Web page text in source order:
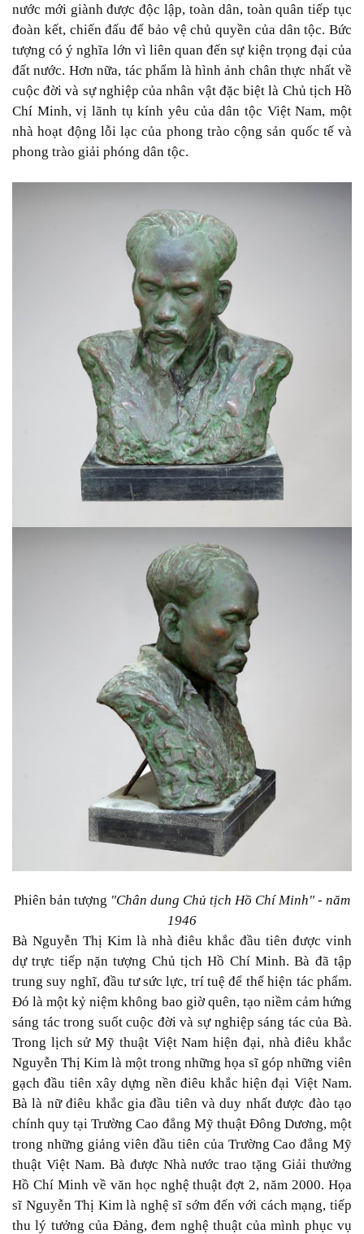
nước mới giành được độc lập, toàn dân, toàn quân tiếp tục
đoàn kết, chiến đấu để bảo vệ chủ quyền của dân tộc. Bức
tượng có ý nghĩa lớn vì liên quan đến sự kiện trọng đại của
đất nước. Hơn nữa, tác phẩm là hình ảnh chân thực nhất về
cuộc đời và sự nghiệp của nhân vật đặc biệt là Chủ tịch Hồ
Chí Minh, vị lãnh tụ kính yêu của dân tộc Việt Nam, một
nhà hoạt động lỗi lạc của phong trào cộng sản quốc tế và
phong trào giải phóng dân tộc.
Phiên bản tượng "Chân dung Chủ tịch Hồ Chí Minh" - năm
1946
Bà Nguyễn Thị Kim là nhà điêu khắc đầu tiên được vinh
dự trực tiếp nặn tượng Chủ tịch Hồ Chí Minh. Bà đã tập
trung suy nghĩ, đầu tư sức lực, trí tuệ để thể hiện tác phẩm.
Đó là một kỷ niệm không bao giờ quên, tạo niềm cảm hứng
sáng tác trong suốt cuộc đời và sự nghiệp sáng tác của Bà.
Trong lịch sử Mỹ thuật Việt Nam hiện đại, nhà điêu khắc
Nguyễn Thị Kim là một trong những họa sĩ góp những viên
gạch đầu tiên xây dựng nền điêu khắc hiện đại Việt Nam.
Bà là nữ điêu khắc gia đầu tiên và duy nhất được đào tạo
chính quy tại Trường Cao đẳng Mỹ thuật Đông Dương, một
trong những giảng viên đầu tiên của Trường Cao đẳng Mỹ
thuật Việt Nam. Bà được Nhà nước trao tặng Giải thưởng
Hồ Chí Minh về văn học nghệ thuật đợt 2, năm 2000. Họa
sĩ Nguyễn Thị Kim là nghệ sĩ sớm đến với cách mạng, tiếp
thu lý tưởng của Đảng, đem nghệ thuật của mình phục vụ